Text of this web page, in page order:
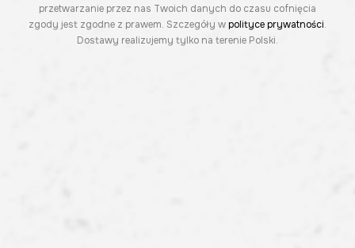
przetwarzanie przez nas Twoich danych do czasu cofnięcia
zgody jest zgodne z prawem. Szczegóły wpolityce prywatności.
Dostawy realizujemy tylko na terenie Polski.